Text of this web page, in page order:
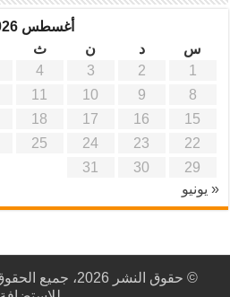
أغسطس 2026
س
د ن ث
1
2
3
4
8
9
10
11
15
16
17
18
22
23
24
25
29
30
31
« يونيو
© حقوق النشر 2026، جميع الحقوق محفوظة |